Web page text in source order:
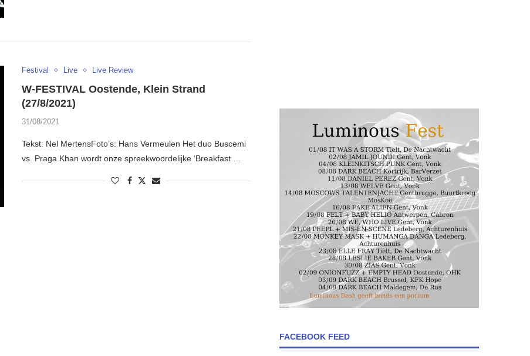
Festival Live Live Review
W-FESTIVAL Oostende, Klein Strand
(27/8/2021)
31/08/2021
Tekst: Nel MertensFoto’s: Hans Vermeulen Het duo Buscemi
vs. Praga Khan wordt onze spreekwoordelijke ‘Breakfast …
FACEBOOK FEED